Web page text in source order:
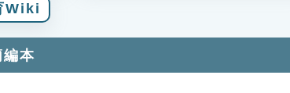
Wiki
編本